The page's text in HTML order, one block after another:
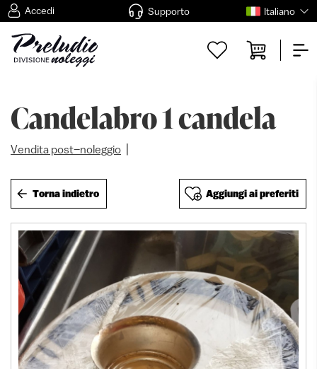
Accedi Supporto Italiano
Candelabro 1 candela
Vendita post–noleggio
Torna indietro Aggiungi ai preferiti